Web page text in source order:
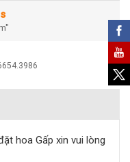
hoa Gấp xin vui lòng